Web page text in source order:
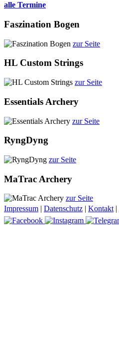
alle Termine
Faszination Bogen
zur Seite
HL Custom Strings
zur Seite
Essentials Archery
zur Seite
RyngDyng
zur Seite
MaTrac Archery
zur Seite
Impressum | Datenschutz | Kontakt |